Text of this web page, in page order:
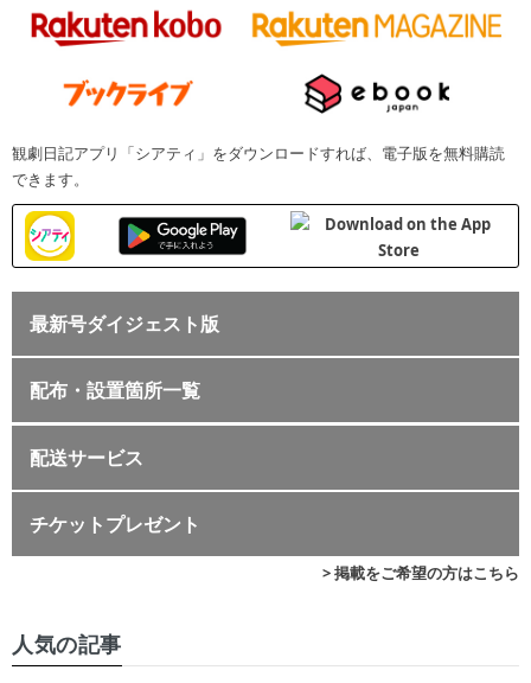
観劇日記アプリ「シアティ」をダウンロードすれば、電子版を無料購読
できます。
最新号ダイジェスト版
配布・設置箇所一覧
配送サービス
チケットプレゼント
> 掲載をご希望の方はこちら
人気の記事